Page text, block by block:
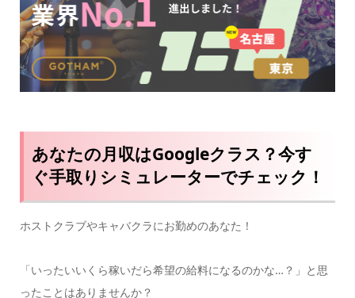
あなたの月収はGoogleクラス？今す
ぐ手取りシミュレーターでチェック！
ホストクラブやキャバクラにお勤めのあなた！
「いったいいくら稼いだら希望の給料になるのかな…？」と思
ったことはありませんか？